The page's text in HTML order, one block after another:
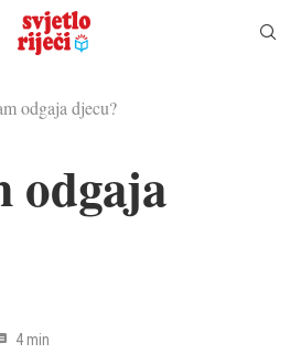
odgaja djecu?
odgaja
4 min